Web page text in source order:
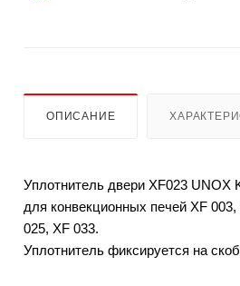
ОПИСАНИЕ
Уплотнитель двери XF023 UNOX
для конвекционных печей XF
025, XF 033.
Уплотнитель фиксируется на